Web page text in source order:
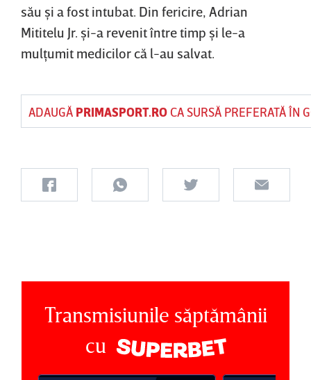
său şi a fost intubat. Din fericire, Adrian
Mititelu Jr. şi-a revenit între timp şi le-a
mulţumit medicilor că l-au salvat.
ADAUGĂ PRIMASPORT.ROCA SURSĂ PREFERATĂ ÎN
Transmisiunile săptămânii
cu